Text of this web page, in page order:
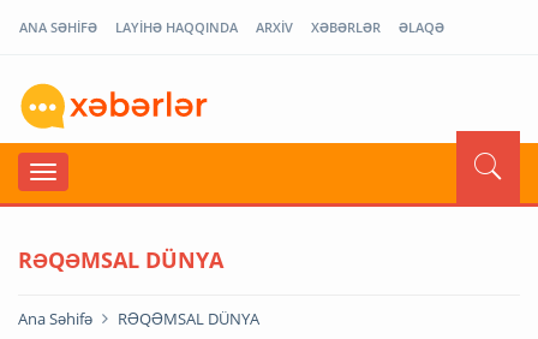
ANA SƏHİFƏ LAYİHƏ HAQQINDA ARXİV XƏBƏRLƏR ƏLAQƏ
RƏQƏMSAL DÜNYA
Ana Səhifə RƏQƏMSAL DÜNYA